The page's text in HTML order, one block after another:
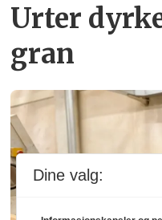
Urter
gran
Dine valg: